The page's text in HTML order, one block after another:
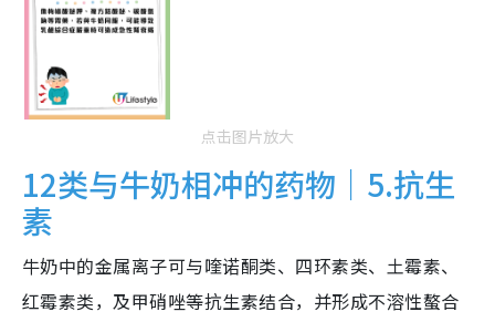
点击图片放大
12类与牛奶相冲的药物｜5.抗生
素
牛奶中的金属离子可与喹诺酮类、四环素类、土霉素、
红霉素类，及甲硝唑等抗生素结合，并形成不溶性螯合